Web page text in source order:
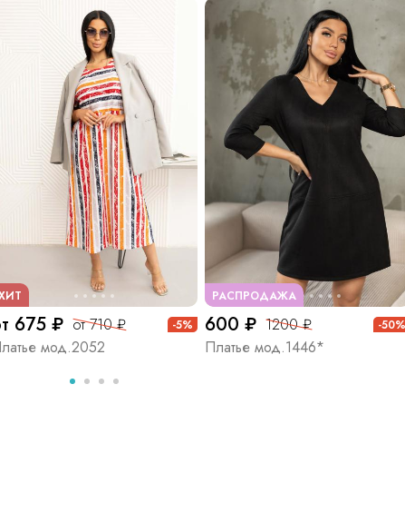
675 ₽ от 710 ₽ -5%
мод.2052
РАСПРОДАЖА
600 ₽ 1200 ₽ -50%
Платье мод.1446*